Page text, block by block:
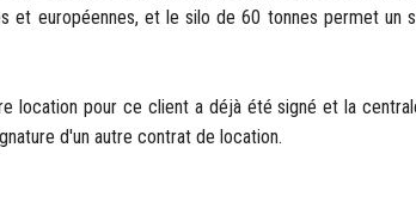
et européennes, et le silo de 60 tonnes permet un
location pour ce client a déjà été signé et la
d'un autre contrat de location.